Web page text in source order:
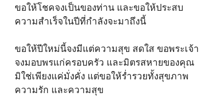
ขอให้โชคจงเป็นของท่าน และขอให้ประสบ
ความสำเร็จในปีที่กำลังจะมาถึงนี้
ขอให้ปีใหม่นี้จงมีแต่ความสุข สดใส ขอพระเจ้า
จงมอบพรแก่ครอบครัว และมิตรสหายของคุณ
มิใช่เพียงแค่มั่งคั่ง แต่ขอให้ร่ำรวยทั้งสุขภาพ
ความรัก และความสุข